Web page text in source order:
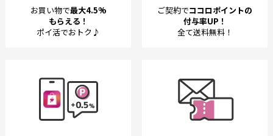
お買い物で最大4.5%
もらえる！
ポイ活でおトク♪
ご契約でココロポイントの
付与率UP！
全て送料無料！